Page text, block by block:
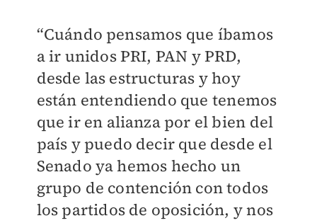
“Cuándo pensamos que íbamos
a ir unidos PRI, PAN y PRD,
desde las estructuras y hoy
están entendiendo que tenemos
que ir en alianza por el bien del
país y puedo decir que desde el
Senado ya hemos hecho un
grupo de contención con todos
los partidos de oposición, y nos